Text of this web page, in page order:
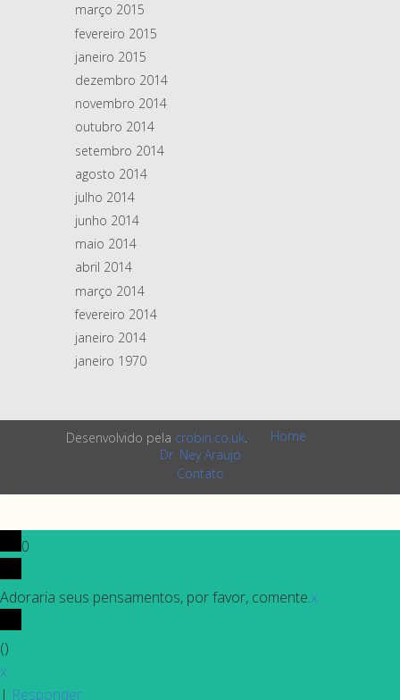
março 2015
fevereiro 2015
janeiro 2015
dezembro 2014
novembro 2014
outubro 2014
setembro 2014
agosto 2014
julho 2014
junho 2014
maio 2014
abril 2014
março 2014
fevereiro 2014
janeiro 2014
janeiro 1970
Desenvolvido pela crobin.co.uk.
Home
Dr. Ney Araujo
Contato
0
Adoraria seus pensamentos, por favor, comente.x
()
x
| Responder